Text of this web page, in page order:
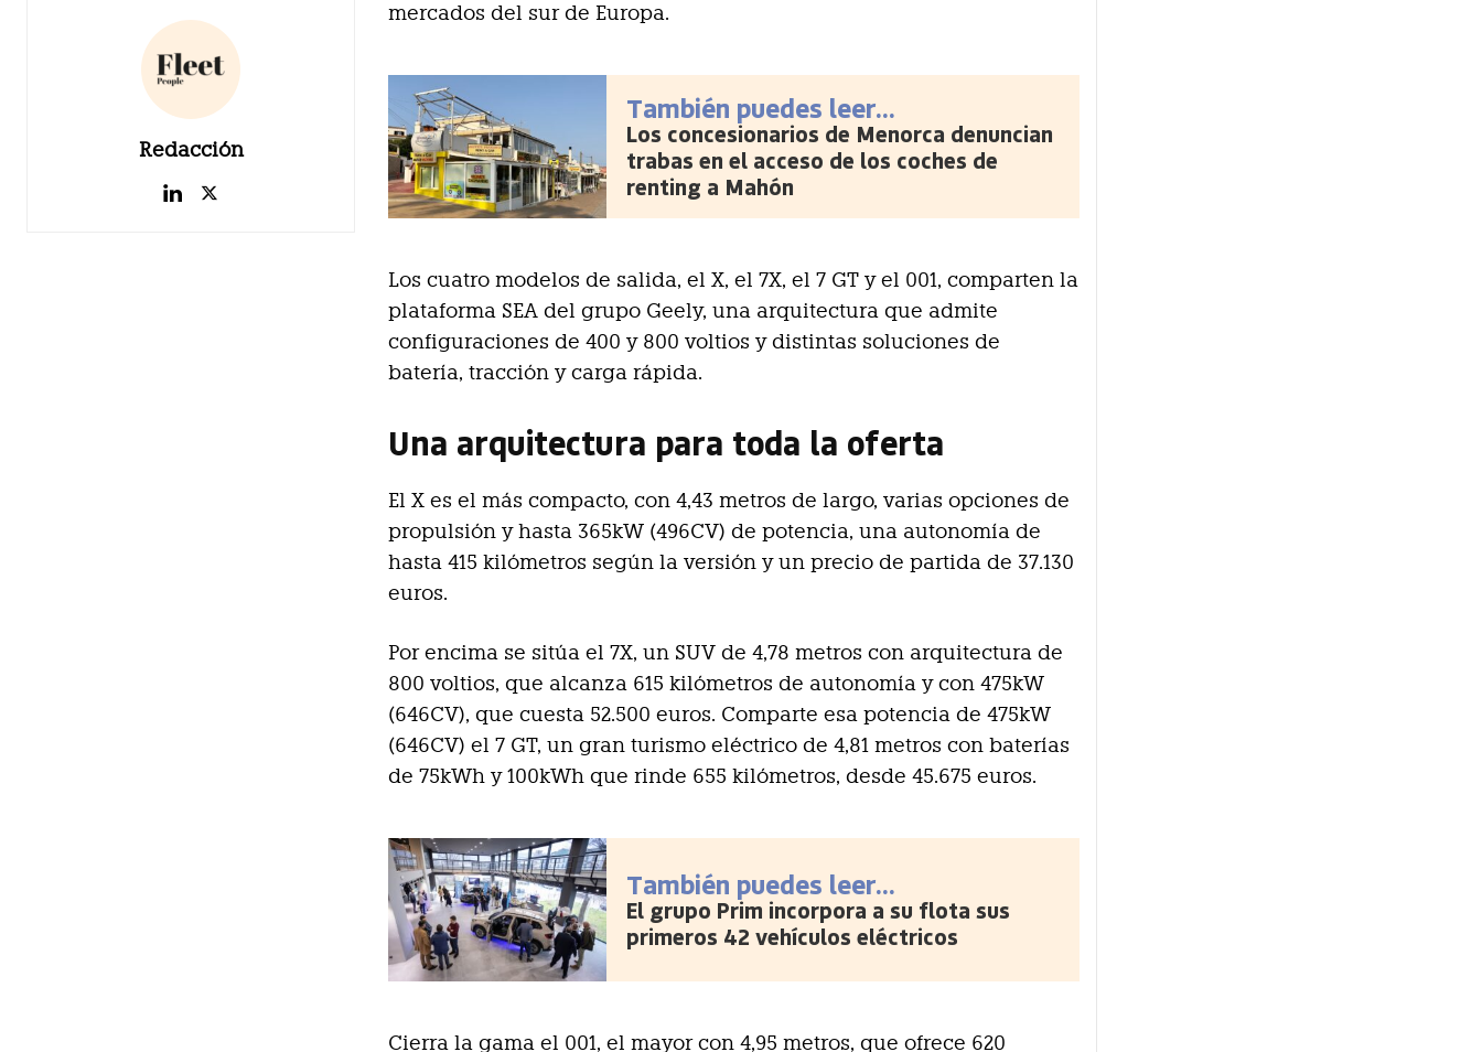
Redacción
mercados del sur de Europa.
También puedes leer...
Los concesionarios de Menorca denuncian
trabas en el acceso de los coches de
renting a Mahón
Los cuatro modelos de salida, el X, el 7X, el 7 GT y el 001, comparten la
plataforma SEA del grupo Geely, una arquitectura que admite
configuraciones de 400 y 800 voltios y distintas soluciones de
batería, tracción y carga rápida.
Una arquitectura para toda la oferta
El X es el más compacto, con 4,43 metros de largo, varias opciones de
propulsión y hasta 365kW (496CV) de potencia, una autonomía de
hasta 415 kilómetros según la versión y un precio de partida de 37.130
euros.
Por encima se sitúa el 7X, un SUV de 4,78 metros con arquitectura de
800 voltios, que alcanza 615 kilómetros de autonomía y con 475kW
(646CV), que cuesta 52.500 euros. Comparte esa potencia de 475kW
(646CV) el 7 GT, un gran turismo eléctrico de 4,81 metros con baterías
de 75kWh y 100kWh que rinde 655 kilómetros, desde 45.675 euros.
También puedes leer...
El grupo Prim incorpora a su flota sus
primeros 42 vehículos eléctricos
Cierra la gama el 001, el mayor con 4,95 metros, que ofrece 620